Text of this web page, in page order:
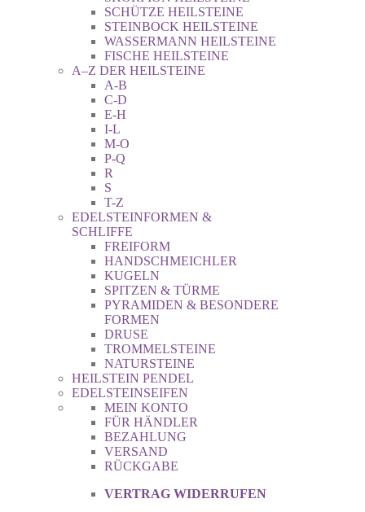
SCHÜTZE HEILSTEINE
STEINBOCK HEILSTEINE
WASSERMANN HEILSTEINE
FISCHE HEILSTEINE
A–Z DER HEILSTEINE
A-B
C-D
E-H
I-L
M-O
P-Q
R
S
T-Z
EDELSTEINFORMEN &
SCHLIFFE
FREIFORM
HANDSCHMEICHLER
KUGELN
SPITZEN & TÜRME
PYRAMIDEN & BESONDERE
FORMEN
DRUSE
TROMMELSTEINE
NATURSTEINE
HEILSTEIN PENDEL
EDELSTEINSEIFEN
MEIN KONTO
FÜR HÄNDLER
BEZAHLUNG
VERSAND
RÜCKGABE
VERTRAG WIDERRUFEN